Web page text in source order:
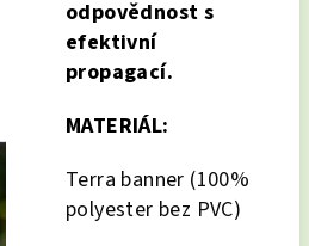
odpovědnost s
efektivní
propagací.
MATERIÁL:
Terra banner (100%
polyester bez PVC)